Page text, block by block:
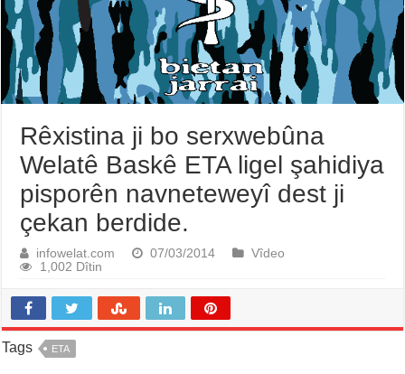
Rêxistina ji bo serxwebûna
Welatê Baskê ETA ligel şahidiya
pisporên navneteweyî dest ji
çekan berdide.
infowelat.com 07/03/2014
Vîdeo
1,002 Dîtin
Tags ETA